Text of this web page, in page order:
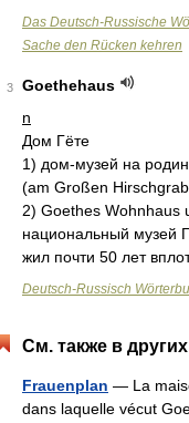
Das Deutsch-Russische
Sache den Rücken kehren
3
Goethehaus
n
Дом Гёте
1) дом-музей на
(am Großen
2) Goethes Wohnhaus
национальный музей
жил почти 50 лет
Deutsch-Russisch
См. также в
Frauenplan — La
dans laquelle vécut